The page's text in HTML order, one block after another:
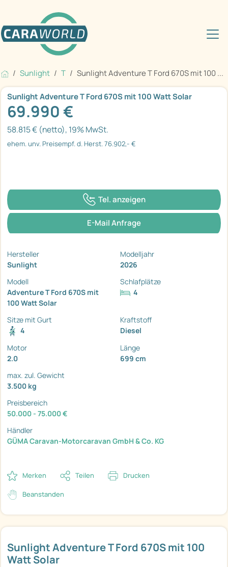
Sunlight T Sunlight Adventure T Ford 670S mit 100 ...
Sunlight Adventure T Ford 670S mit 100
Watt Solar
Sunlight Adventure T Ford 670S mit 100 Watt Solar
69.990 €
58.815 € (netto), 19% MwSt.
ehem. unv. Preisempf. d. Herst. 76.902,- €
Tel. anzeigen
E-Mail Anfrage
Hersteller
Sunlight
Modelljahr
2026
Modell
Adventure T Ford 670S mit
100 Watt Solar
Schlafplätze
4
Sitze mit Gurt
4
Kraftstoff
Diesel
Motor
2.0
Länge
699 cm
max. zul. Gewicht
3.500 kg
Preisbereich
50.000 - 75.000 €
Händler
GÜMA Caravan-Motorcaravan GmbH & Co. KG
Merken Teilen Drucken
Beanstanden